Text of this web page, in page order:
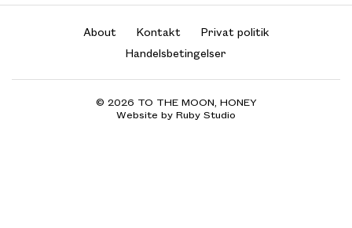
About Kontakt
Privat politik
Handelsbetingelser
© 2026 TO THE MOON, HONEY
Website by Ruby Studio